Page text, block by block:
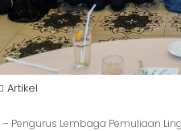
Artikel
– Pengurus Lembaga Pemuliaan